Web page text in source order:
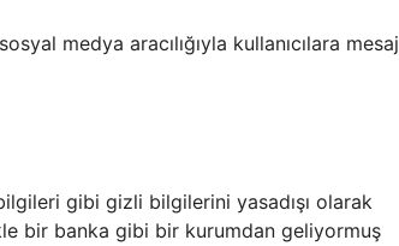
medya aracılığıyla kullanıcılara mesaj
gibi gizli bilgilerini yasadışı olarak
bir banka gibi bir kurumdan geliyormuş